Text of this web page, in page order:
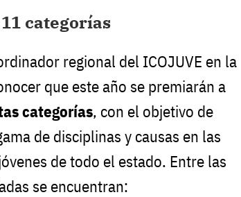
categorías
regional del ICOJUVE en la
que este año se premiarán a
categorías, con el objetivo de
de disciplinas y causas en las
de todo el estado. Entre las
se encuentran: